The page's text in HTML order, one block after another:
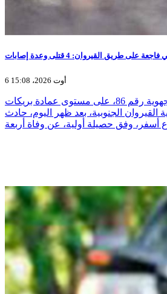
طريق القيروان: 4 قتلى وعدة إصابات
6 أوت 2026، 15:08
شهدت الطريق الجهوية رقم 86، على مستوى عمادة بريكات
القيروان الجنوبية، بعد ظهر اليوم، حادث